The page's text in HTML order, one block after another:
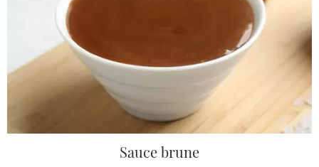
Sauce brune